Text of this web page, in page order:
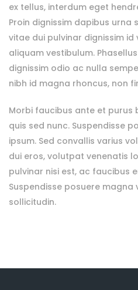
ex tellus, interdum eget
Proin dignissim dapibus urna
vitae dui pulvinar dignissim
aliquam vestibulum.
dignissim odio ac nulla
nibh id magna rhoncus, non
Morbi faucibus ante et purus
quis sed nunc. Suspendisse
ipsum. Sed convallis varius
dui eros, volutpat venenatis
pulvinar nisi est, ac faucibus
Suspendisse posuere magna
sollicitudin.